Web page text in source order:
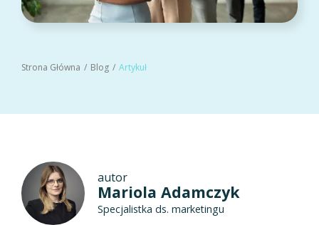
Strona Główna Blog Artykuł
autor
Mariola Adamczyk
Specjalistka ds. marketingu